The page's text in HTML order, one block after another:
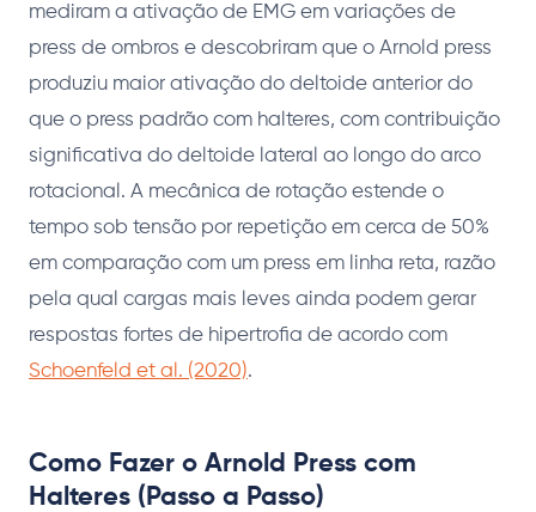
mediram a ativação de EMG em variações de
press de ombros e descobriram que o Arnold press
produziu maior ativação do deltoide anterior do
que o press padrão com halteres, com contribuição
significativa do deltoide lateral ao longo do arco
rotacional. A mecânica de rotação estende o
tempo sob tensão por repetição em cerca de 50%
em comparação com um press em linha reta, razão
pela qual cargas mais leves ainda podem gerar
respostas fortes de hipertrofia de acordo com
Schoenfeld et al. (2020).
Como Fazer o Arnold Press com
Halteres (Passo a Passo)